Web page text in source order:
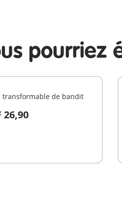
pourriez
transformable de bandit
26,90
panier